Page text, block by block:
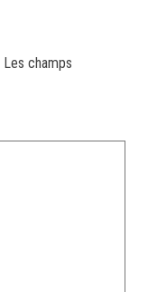
Les champs